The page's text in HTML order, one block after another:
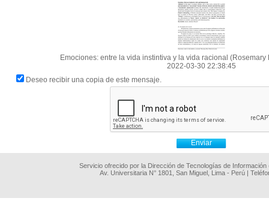
Emociones: entre la vida instintiva y la vida racional
2022-03-30 22:38:45
Deseo recibir una copia de este mensaje.
Servicio ofrecido por la Dirección de Tecnologías de
Av. Universitaria N° 1801, San Miguel, Lima - Perú |